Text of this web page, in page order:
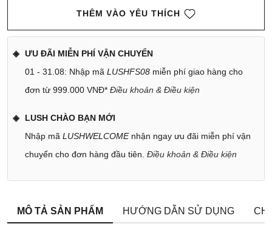
THÊM VÀO YÊU THÍCH
ƯU ĐÃI MIỄN PHÍ VẬN CHUYỂN
01 - 31.08: Nhập mã LUSHFS08 miễn phí giao hàng cho
đơn từ 999.000 VNĐ* Điều khoản & Điều kiện
LUSH CHÀO BẠN MỚI
Nhập mã LUSHWELCOMEnhận ngay ưu đãi miễn phí vận
chuyển cho đơn hàng đầu tiên. Điều khoản & Điều kiện
MÔ TẢ SẢN PHẨM HƯỚNG DẪN SỬ DỤNG